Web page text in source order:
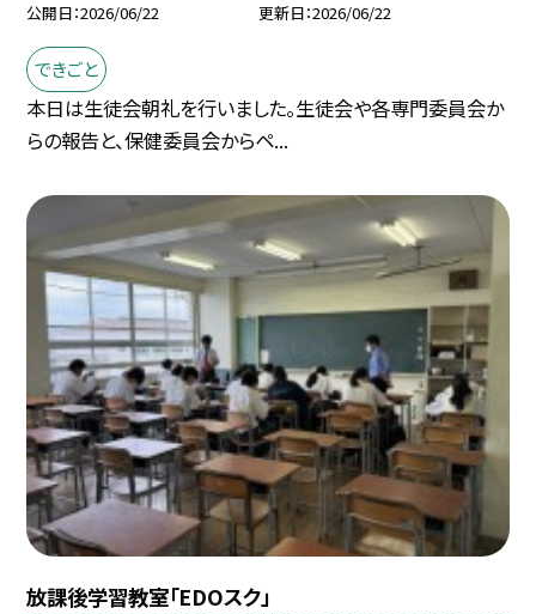
公開日 2026/06/22 更新日 2026/06/22
できごと
本日は生徒会朝礼を行いました。生徒会や各専門委員会か
らの報告と、保健委員会からペ...
放課後学習教室「EDOスク」